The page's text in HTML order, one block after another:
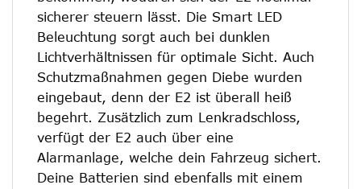
sicherer steuern lässt. Die Smart LED
Beleuchtung sorgt auch bei dunklen
Lichtverhältnissen für optimale Sicht. Auch
Schutzmaßnahmen gegen Diebe wurden
eingebaut, denn der E2 ist überall heiß
begehrt. Zusätzlich zum Lenkradschloss,
verfügt der E2 auch über eine
Alarmanlage, welche dein Fahrzeug sichert.
Deine Batterien sind ebenfalls mit einem